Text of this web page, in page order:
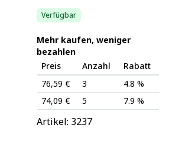
Verfügbar
Mehr kaufen, weniger
bezahlen
Preis
Anzahl
Rabatt
76,59 €
3
4.8 %
74,09 €
5 7.9 %
Artikel: 3237